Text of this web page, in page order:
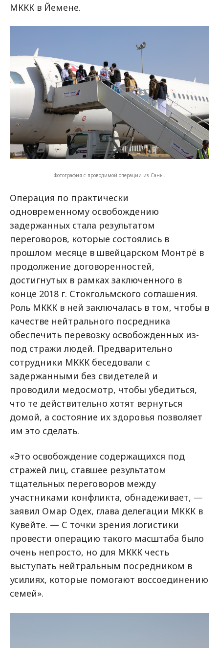
МККК в Йемене.
Фотография с проводимой операции из Саны.
Операция по практически
одновременному освобождению
задержанных стала результатом
переговоров, которые состоялись в
прошлом месяце в швейцарском Монтрё в
продолжение договоренностей,
достигнутых в рамках заключенного в
конце 2018 г. Стокгольмского соглашения.
Роль МККК в ней заключалась в том, чтобы в
качестве нейтрального посредника
обеспечить перевозку освобожденных из-
под стражи людей. Предварительно
сотрудники МККК беседовали с
задержанными без свидетелей и
проводили медосмотр, чтобы убедиться,
что те действительно хотят вернуться
домой, а состояние их здоровья позволяет
им это сделать.
«Это освобождение содержащихся под
стражей лиц, ставшее результатом
тщательных переговоров между
участниками конфликта, обнадеживает, —
заявил Омар Одех, глава делегации МККК в
Кувейте. — С точки зрения логистики
провести операцию такого масштаба было
очень непросто, но для МККК честь
выступать нейтральным посредником в
усилиях, которые помогают воссоединению
семей».